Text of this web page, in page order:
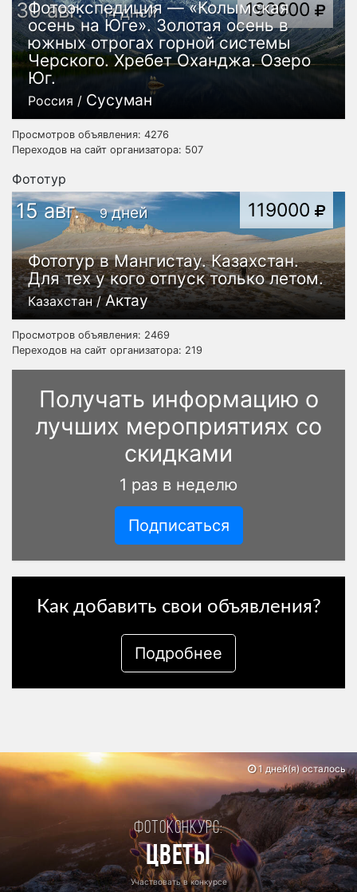
190000
30 авг. 14дней
Фотоэкспедиция — «Колымская
осень на Юге». Золотая осень в
южных отрогах горной системы
Черского. Хребет Оханджа. Озеро
Юг.
Россия / Сусуман
Просмотров объявления: 4276
Переходов на сайт организатора: 507
Фототур
119000
15 авг. 9дней
Фототур в Мангистау. Казахстан.
Для тех у кого отпуск только летом.
Казахстан /Актау
Просмотров объявления: 2469
Переходов на сайт организатора: 219
Получать информацию о
лучших мероприятиях со
скидками
1 раз в неделю
Подписаться
Как добавить свои объявления?
Подробнее
Фотоконкурс:
Цветы
Участвовать в конкурсе
1 дней(я) осталось